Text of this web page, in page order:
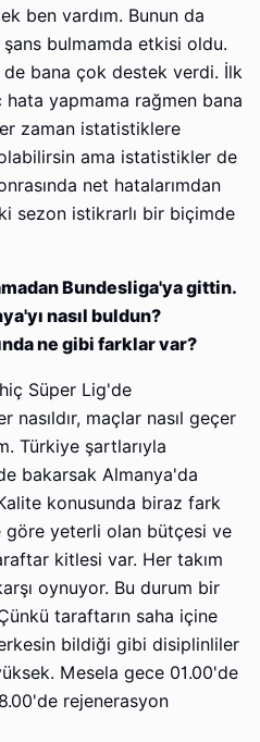
ben vardım. Bunun da
bulmamda etkisi oldu.
bana çok destek verdi. İlk
yapmama rağmen bana
zaman istatistiklere
ama istatistikler de
net hatalarımdan
sezon istikrarlı bir biçimde
Bundesliga'ya gittin.
nasıl buldun?
ne gibi farklar var?
Süper Lig'de
nasıldır, maçlar nasıl geçer
Türkiye şartlarıyla
bakarsak Almanya'da
konusunda biraz fark
göre yeterli olan bütçesi ve
kitlesi var. Her takım
oynuyor. Bu durum bir
taraftarın saha içine
bildiği gibi disiplinliler
Mesela gece 01.00'de
rejenerasyon